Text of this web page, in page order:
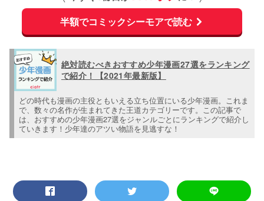
半額でコミックシーモアで読む
絶対読むべきおすすめ少年漫画27選をランキング
で紹介！【2021年最新版】
どの時代も漫画の主役ともいえる立ち位置にいる少年漫画。これま
で、数々の名作が生まれてきた王道カテゴリーです。この記事で
は、おすすめの少年漫画27選をジャンルごとにランキングで紹介し
ていきます！少年達のアツい物語を見逃すな！